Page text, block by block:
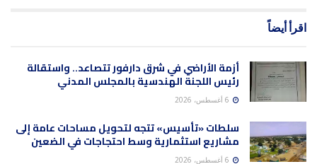
اقرأ أيضاً
أزمة الأراضي في شرق دارفور تتصاعد.. واستقالة
رئيس اللجنة الهندسية بالمجلس المدني
سلطات «تأسيس» تتجه لتحويل مساحات عامة إلى
مشاريع استثمارية وسط احتجاجات في الضعين